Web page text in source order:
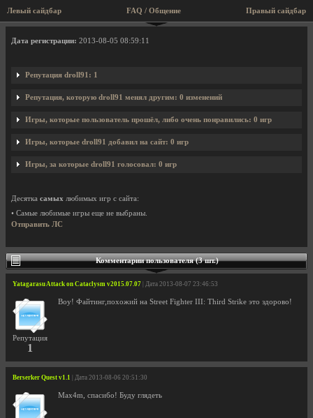
Левый сайдбар Правый сайдбар
FAQ / Общение
Профиль пользователя droll91
Дата регистрации: 2013-08-05 08:59:11
Репутация droll91: 1
Репутация, которую droll91 менял другим: 0 изменений
Игры, которые пользователь прошёл, либо очень понравились: 0 игр
Игры, которые droll91 добавил на сайт: 0 игр
Игры, за которые droll91 голосовал: 0 игр
Десятка самых любимых игр с сайта:
• Самые любимые игры еще не выбраны.
Отправить ЛС
Комментарии пользователя (3 шт.)
Yatagarasu Attack on Cataclysm v2015.07.07 | Дата 2013-08-07 23:46:53
Репутация
1
Воу! Файтинг,похожий на Street Fighter III: Third Strike это здорово!
Berserker Quest v1.1 | Дата 2013-08-06 20:51:30
Max4m, спасибо! Буду глядеть